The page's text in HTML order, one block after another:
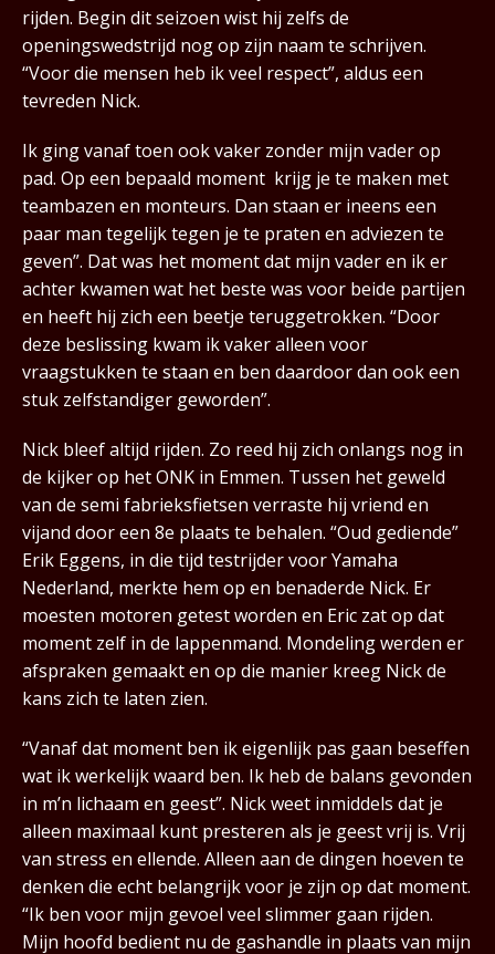
rijden. Begin dit seizoen wist hij zelfs de
openingswedstrijd nog op zijn naam te schrijven.
“Voor die mensen heb ik veel respect”, aldus een
tevreden Nick.
Ik ging vanaf toen ook vaker zonder mijn vader op
pad. Op een bepaald moment krijg je te maken met
teambazen en monteurs. Dan staan er ineens een
paar man tegelijk tegen je te praten en adviezen te
geven”. Dat was het moment dat mijn vader en ik er
achter kwamen wat het beste was voor beide partijen
en heeft hij zich een beetje teruggetrokken. “Door
deze beslissing kwam ik vaker alleen voor
vraagstukken te staan en ben daardoor dan ook een
stuk zelfstandiger geworden”.
Nick bleef altijd rijden. Zo reed hij zich onlangs nog in
de kijker op het ONK in Emmen. Tussen het geweld
van de semi fabrieksfietsen verraste hij vriend en
vijand door een 8e plaats te behalen. “Oud gediende”
Erik Eggens, in die tijd testrijder voor Yamaha
Nederland, merkte hem op en benaderde Nick. Er
moesten motoren getest worden en Eric zat op dat
moment zelf in de lappenmand. Mondeling werden er
afspraken gemaakt en op die manier kreeg Nick de
kans zich te laten zien.
“Vanaf dat moment ben ik eigenlijk pas gaan beseffen
wat ik werkelijk waard ben. Ik heb de balans gevonden
in m’n lichaam en geest”. Nick weet inmiddels dat je
alleen maximaal kunt presteren als je geest vrij is. Vrij
van stress en ellende. Alleen aan de dingen hoeven te
denken die echt belangrijk voor je zijn op dat moment.
“Ik ben voor mijn gevoel veel slimmer gaan rijden.
Mijn hoofd bedient nu de gashandle in plaats van mijn